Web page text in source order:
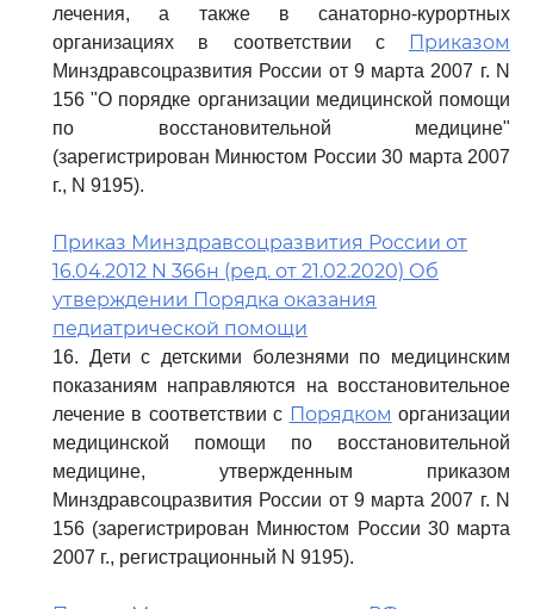
лечения, а также в санаторно-курортных
организациях в соответствии с
Приказом
Минздравсоцразвития России от 9 марта 2007 г. N
156 "О порядке организации медицинской помощи
по восстановительной медицине"
(зарегистрирован Минюстом России 30 марта 2007
г., N 9195).
Приказ Минздравсоцразвития России от
16.04.2012 N 366н (ред. от 21.02.2020) Об
утверждении Порядка оказания
педиатрической помощи
16. Дети с детскими болезнями по медицинским
показаниям направляются на восстановительное
лечение в соответствии с Порядком организации
медицинской помощи по восстановительной
медицине, утвержденным приказом
Минздравсоцразвития России от 9 марта 2007 г. N
156 (зарегистрирован Минюстом России 30 марта
2007 г., регистрационный N 9195).